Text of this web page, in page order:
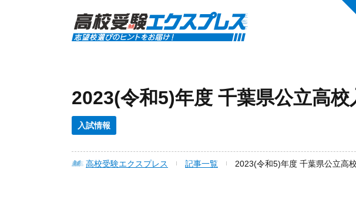
2023(令和5)年度 千葉県公立高
入試情報
高校受験エクスプレス 記事一覧 2023(令和5)年度 千葉県公立高